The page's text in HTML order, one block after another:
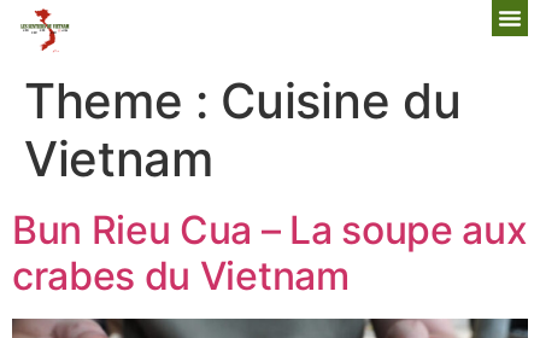
Theme : Cuisine du
Vietnam
Bun Rieu Cua – La soupe aux
crabes du Vietnam